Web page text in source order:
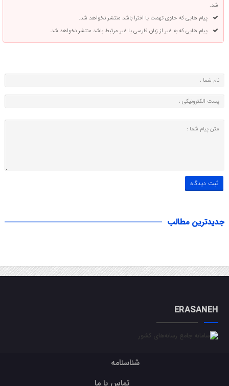
شد.
پیام هایی که حاوی تهمت یا افترا باشد منتشر نخواهد شد.
پیام هایی که به غیر از زبان فارسی یا غیر مرتبط باشد منتشر نخواهد شد.
جدیدترین مطالب
ERASANEH
شناسنامه
تماس با ما